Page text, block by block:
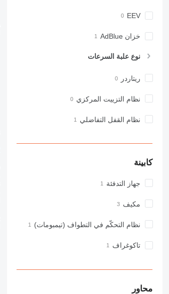
EEV
خزان AdBlue
نوع علبة السرعات
ريتاردر
نظام التزييت المركزي
نظام القفل التفاضلي
كابينة
جهاز التدفئة
مكيف
نظام التحكّم في التطواف (تيمبومات)
تاكوغراف
محاور